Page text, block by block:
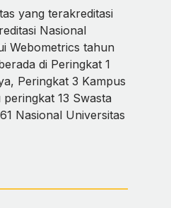
yang terakreditasi
Nasional
Webometrics tahun
di Peringkat 1
Peringkat 3 Kampus
13 Swasta
Nasional Universitas